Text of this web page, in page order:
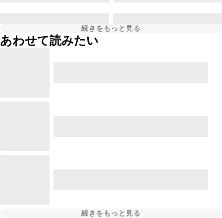
続きをもっと見る
あわせて読みたい
続きをもっと見る